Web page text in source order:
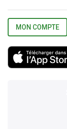
MON COMPTE